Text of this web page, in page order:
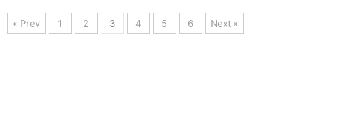
« Prev 1 2 3 4 5 6 Next »